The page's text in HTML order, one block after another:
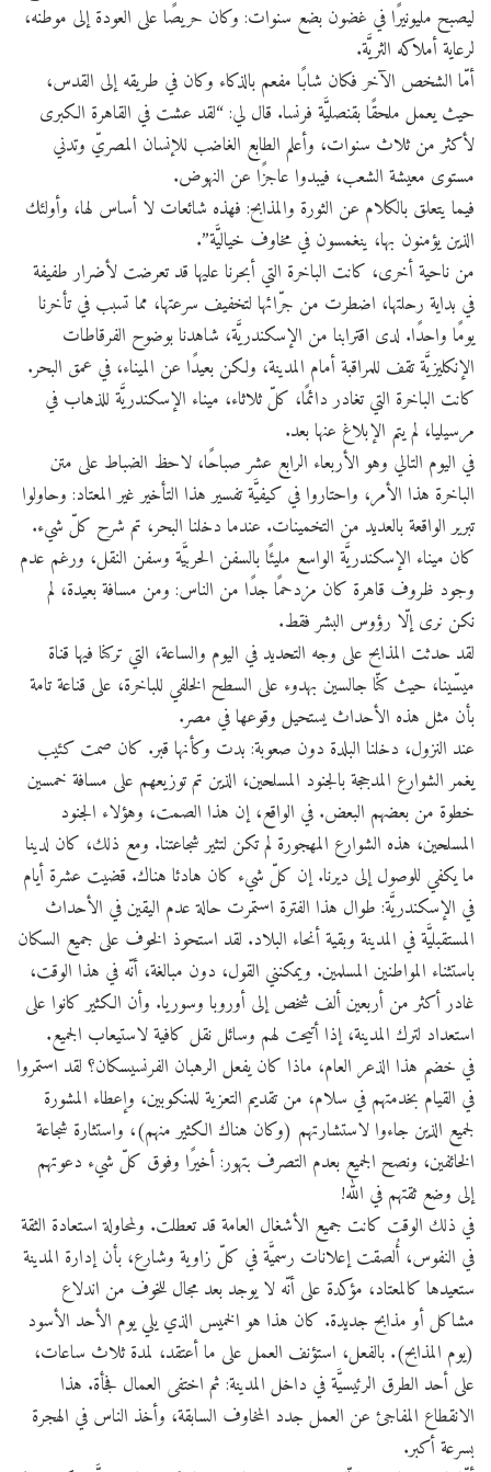
ليصبح مليونيرًا في غضون بضع سنوات: وكان حريصًا على العودة إلى موطنه،
لرعاية أملاكه الثريَّة.
أمّا الشخص الآخر فكان شابًا مفعم بالذكاء وكان في طريقه إلى القدس،
حيث يعمل ملحقًا بقنصليَّة فرنسا. قال لي: “لقد عشت في القاهرة الكبرى
لأكثر من ثلاث سنوات، وأعلم الطابع الغاضب للإنسان المصريّ وتدني
مستوى معيشة الشعب، فيبدوا عاجزًا عن النهوض.
فيما يتعلق بالكلام عن الثورة والمذابح: فهذه شائعات لا أساس لها، وأولئك
الذين يؤمنون بها، ينغمسون في مخاوف خياليَّة”.
من ناحية أخرى، كانت الباخرة التي أبحرنا عليها قد تعرضت لأضرار طفيفة
في بداية رحلتها، اضطرت من جرّائها لتخفيف سرعتها، مما تسبب في تأخرنا
يومًا واحدًا. لدى اقترابنا من الإسكندريَّة، شاهدنا بوضوح الفرقاطات
الإنكليزيَّة تقف للمراقبة أمام المدينة، ولكن بعيدًا عن الميناء، في عمق البحر.
كانت الباخرة التي تغادر دائمًا، كلّ ثلاثاء، ميناء الإسكندريَّة للذهاب في
مرسيليا، لم يتم الإبلاغ عنها بعد.
في اليوم التالي وهو الأربعاء الرابع عشر صباحًا، لاحظ الضباط على متن
الباخرة هذا الأمر، واحتاروا في كيفيَّة تفسير هذا التأخير غير المعتاد: وحاولوا
تبرير الواقعة بالعديد من التخمينات. عندما دخلنا البحر، تم شرح كلّ شيء.
كان ميناء الإسكندريَّة الواسع مليئًا بالسفن الحربيَّة وسفن النقل، ورغم عدم
وجود ظروف قاهرة كان مزدحمًا جدًا من الناس: ومن مسافة بعيدة، لم
نكن نرى إلّا رؤوس البشر فقط.
لقد حدثت المذابح على وجه التحديد في اليوم والساعة، التي تركنا فيها قناة
ميسّينا، حيث كنّا جالسين بهدوء على السطح الخلفي للباخرة، على قناعة تامة
بأن مثل هذه الأحداث يستحيل وقوعها في مصر.
عند النزول، دخلنا البلدة دون صعوبة: بدت وكأنها قبر. كان صمت كئيب
يغمر الشوارع المدججة بالجنود المسلحين، الذين تم توزيعهم على مسافة خمسين
خطوة من بعضهم البعض. في الواقع، إن هذا الصمت، وهؤلاء الجنود
المسلحين، هذه الشوارع المهجورة لم تكن لتثير شجاعتنا. ومع ذلك، كان لدينا
ما يكفي للوصول إلى ديرنا. إن كلّ شيء كان هادئا هناك. قضيت عشرة أيام
في الإسكندريَّة: طوال هذا الفترة استمرت حالة عدم اليقين في الأحداث
المستقبليَّة في المدينة وبقية أنحاء البلاد. لقد استحوذ الخوف على جميع السكان
باستثناء المواطنين المسلمين. ويمكنني القول، دون مبالغة، أنّه في هذا الوقت،
غادر أكثر من أربعين ألف شخص إلى أوروبا وسوريا. وأن الكثير كانوا على
استعداد لترك المدينة، إذا أتيحت لهم وسائل نقل كافية لاستيعاب الجميع.
في خضم هذا الذعر العام، ماذا كان يفعل الرهبان الفرنسيسكان؟ لقد استمروا
في القيام بخدمتهم في سلام، من تقديم التعزية للمنكوبين، وإعطاء المشورة
لجميع الذين جاءوا لاستشارتهم (وكان هناك الكثير منهم)، واستثارة شجاعة
الخائفين، ونصح الجميع بعدم التصرف بتهور: أخيرًا وفوق كلّ شيء دعوتهم
إلى وضع ثقتهم في الله!
في ذلك الوقت كانت جميع الأشغال العامة قد تعطلت. ولمحاولة استعادة الثقة
في النفوس، أُلصقت إعلانات رسميَّة في كلّ زاوية وشارع، بأن إدارة المدينة
ستعيدها كالمعتاد، مؤكدة على أنّه لا يوجد بعد مجال للخوف من اندلاع
مشاكل أو مذابح جديدة. كان هذا هو الخميس الذي يلي يوم الأحد الأسود
(يوم المذابح). بالفعل، استؤنف العمل على ما أعتقد، لمدة ثلاث ساعات،
على أحد الطرق الرئيسيَّة في داخل المدينة: ثم اختفى العمال فجأة. هذا
الانقطاع المفاجئ عن العمل جدد المخاوف السابقة، وأخذ الناس في الهجرة
بسرعة أكبر.